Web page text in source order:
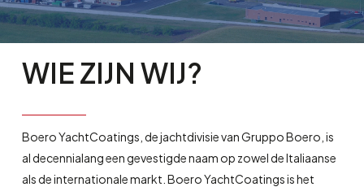
WIEZIJN WIJ?
Boero YachtCoatings, de jachtdivisie van Gruppo Boero, is
al decennialang een gevestigde naam op zowel de Italiaanse
als de internationale markt. Boero YachtCoatings is het